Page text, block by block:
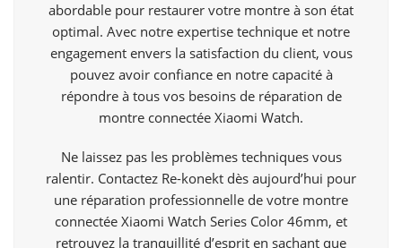
abordable pour restaurer votre montre à son état
optimal. Avec notre expertise technique et notre
engagement envers la satisfaction du client, vous
pouvez avoir confiance en notre capacité à
répondre à tous vos besoins de réparation de
montre connectée Xiaomi Watch.
Ne laissez pas les problèmes techniques vous
ralentir. Contactez Re-konekt dès aujourd’hui pour
une réparation professionnelle de votre montre
connectée Xiaomi Watch Series Color 46mm, et
retrouvez la tranquillité d’esprit en sachant que